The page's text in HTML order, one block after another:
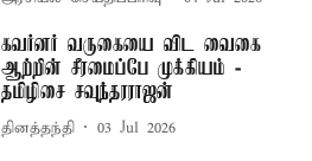
கவர்னர் வருகையை விட வைகை
ஆற்றின் சீரமைப்பே முக்கியம் -
தமிழிசை சவுந்தரராஜன்
தினத்தந்தி 03 Jul 2026